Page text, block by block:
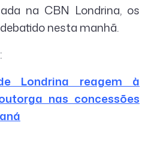
na CBN Londrina, os
nesta manhã.
Londrina reagem à
nas concessões